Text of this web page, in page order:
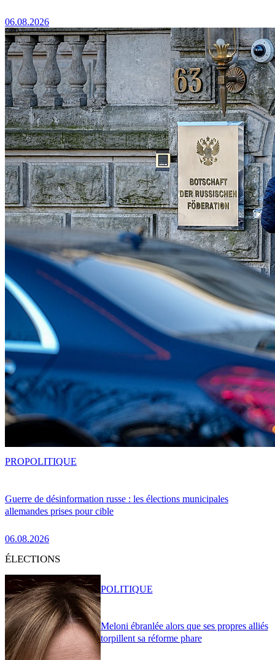
06.08.2026
Guerre de désinformation russe : les élections municipales
allemandes prises pour cible
06.08.2026
PROPOLITIQUE
ÉLECTIONS
Meloni ébranlée alors que ses propres alliés
torpillent sa réforme phare
POLITIQUE